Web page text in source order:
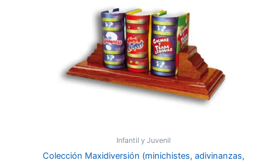
Infantil y Juvenil
Colección Maxidiversión (minichistes, adivinanzas,